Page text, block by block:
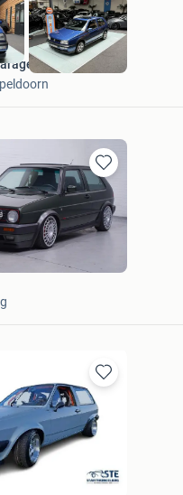
Zuidbroek
Bewaren
in
Mijn
Favorieten
Bewaren
in
Mijn
Favorieten
Elburg